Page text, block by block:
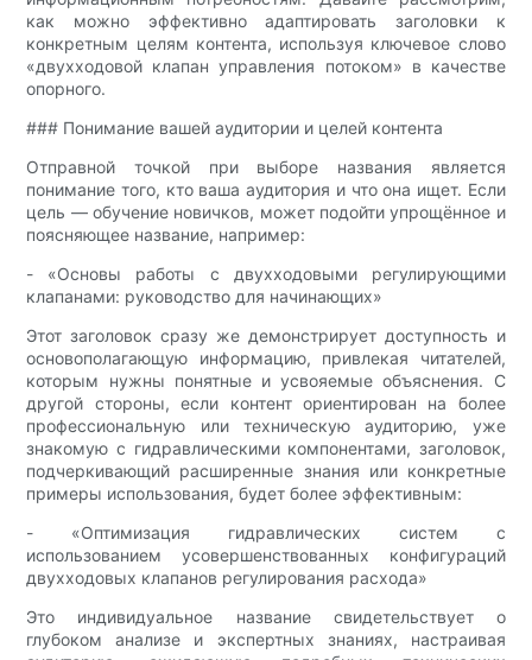
как можно эффективно адаптировать заголовки к
конкретным целям контента, используя ключевое слово
«двухходовой клапан управления потоком» в качестве
опорного.
### Понимание вашей аудитории и целей контента
Отправной точкой при выборе названия является
понимание того, кто ваша аудитория и что она ищет. Если
цель — обучение новичков, может подойти упрощённое и
поясняющее название, например:
- «Основы работы с двухходовыми регулирующими
клапанами: руководство для начинающих»
Этот заголовок сразу же демонстрирует доступность и
основополагающую информацию, привлекая читателей,
которым нужны понятные и усвояемые объяснения. С
другой стороны, если контент ориентирован на более
профессиональную или техническую аудиторию, уже
знакомую с гидравлическими компонентами, заголовок,
подчеркивающий расширенные знания или конкретные
примеры использования, будет более эффективным:
- «Оптимизация гидравлических систем с
использованием усовершенствованных конфигураций
двухходовых клапанов регулирования расхода»
Это индивидуальное название свидетельствует о
глубоком анализе и экспертных знаниях, настраивая